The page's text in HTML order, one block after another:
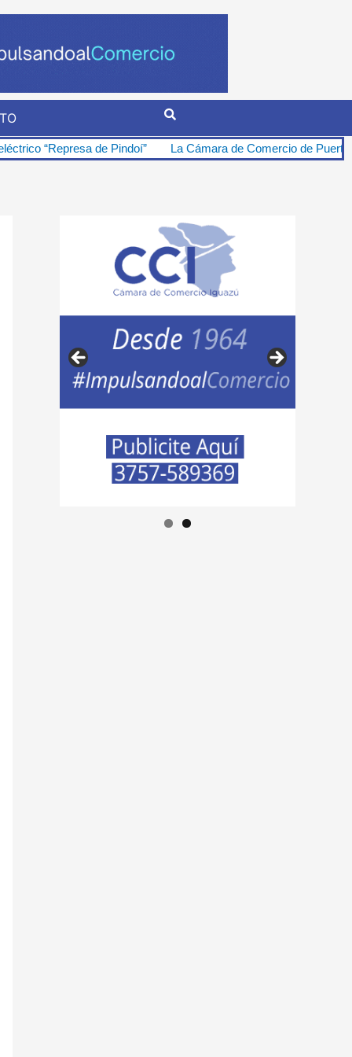
de Pindoí” La Cámara de Comercio de Puerto Iguazú se